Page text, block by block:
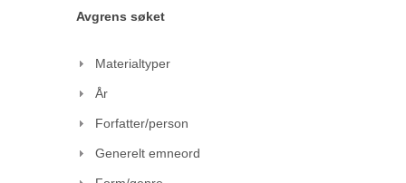
Avgrens søket
Materialtyper
År
Forfatter/person
Generelt emneord